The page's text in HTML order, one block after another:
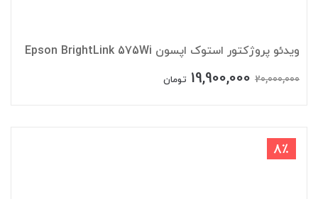
ویدئو پروژکتور استوک اپسون Epson BrightLink 575Wi
20,000,000
19,900,000 تومان
8٪